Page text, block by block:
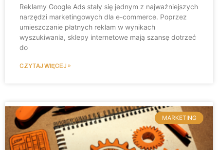
Reklamy Google Ads stały się jednym z najważniejszych
narzędzi marketingowych dla e-commerce. Poprzez
umieszczanie płatnych reklam w wynikach
wyszukiwania, sklepy internetowe mają szansę dotrzeć
do
CZYTAJ WIĘCEJ »
MARKETING